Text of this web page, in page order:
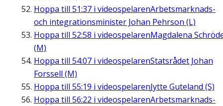
Hoppa till 51:37 i videospelarenArbetsmarknads-
och integrationsminister Johan Pehrson (L)
Hoppa till 52:58 i videospelarenMagdalena
(M)
Hoppa till 54:07 i videospelarenStatsrådet Johan
Forssell (M)
Hoppa till 55:19 i videospelarenJytte Guteland (S)
Hoppa till 56:22 i videospelarenArbetsmarknads-